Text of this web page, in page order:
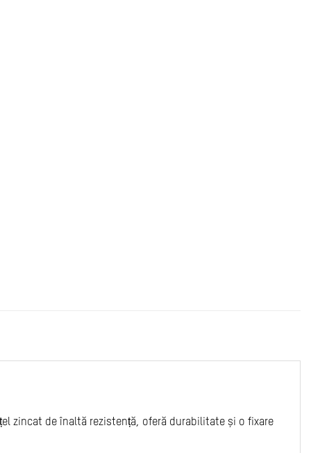
zincat de înaltă rezistență, oferă durabilitate și o fixare